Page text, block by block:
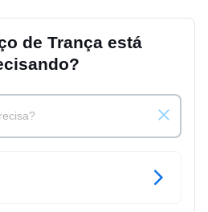
de Trança está